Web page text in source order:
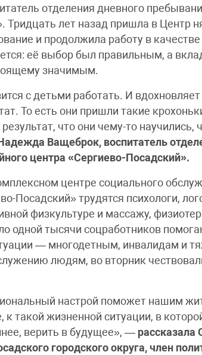
отделения дневного
Тридцать лет назад пришла в Центр
и продолжила работу в
её выбор был правильным, а
значимым.
с детьми работать. И вдохновляет
То есть они пришли такие
что они чему-то научились,
Ващеброк, воспитатель
центра «Сергиево-Посадский».
центре социального
Посадский» трудятся психологи,
физкультуре и массажу,
одной тысячи соцработников
— многодетным, инвалидам и
людям, во вторник
настрой поможет нашим
к такой жизненной ситуации, в
верить в будущее», — рассказала
городского округа, член